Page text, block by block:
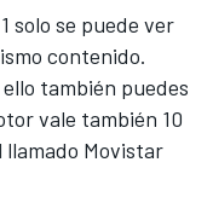
solo se puede ver
contenido.
también puedes
vale también 10
Movistar